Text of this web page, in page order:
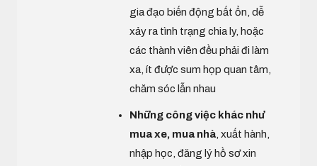
gia đạo biến động bất ổn, dễ
xảy ra tình trạng chia ly, hoặc
các thành viên đều phải đi làm
xa, ít được sum họp quan tâm,
chăm sóc lẫn nhau
Những công việc khác như
mua xe, mua nhà , xuất hành,
nhập học, đăng lý hồ sơ xin